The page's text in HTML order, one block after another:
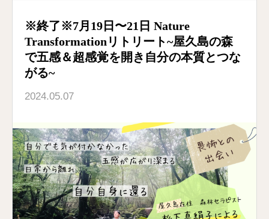
※終了※7月19日〜21日 Nature
Transformationリトリート~屋久島の森
で五感＆超感覚を開き自分の本質とつな
がる~
2024.05.07